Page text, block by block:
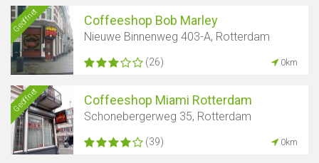
Geöffnet Coffeeshop Bob Marley
Nieuwe Binnenweg 403-A, Rotterdam
(26) 0km
Geöffnet Coffeeshop Miami Rotterdam
Schonebergerweg 35, Rotterdam
(39) 0km